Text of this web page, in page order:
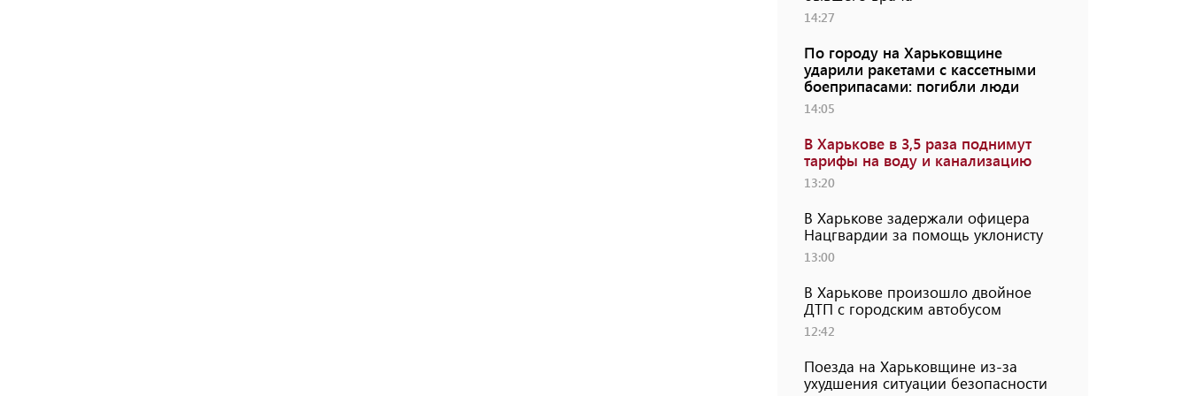
14:27
По городу на Харьковщине
ударили ракетами с кассетными
боеприпасами: погибли люди
14:05
В Харькове в 3,5 раза поднимут
тарифы на воду и канализацию
13:20
В Харькове задержали офицера
Нацгвардии за помощь уклонисту
13:00
В Харькове произошло двойное
ДТП с городским автобусом
12:42
Поезда на Харьковщине из-за
ухудшения ситуации безопасности